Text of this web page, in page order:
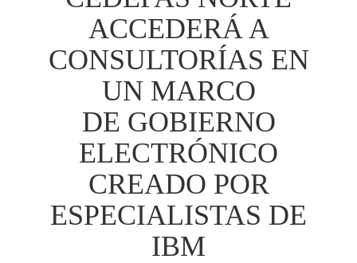
ACCEDERÁ A
CONSULTORÍAS EN
UN MARCO
DE GOBIERNO
ELECTRÓNICO
CREADO POR
ESPECIALISTAS DE
IBM